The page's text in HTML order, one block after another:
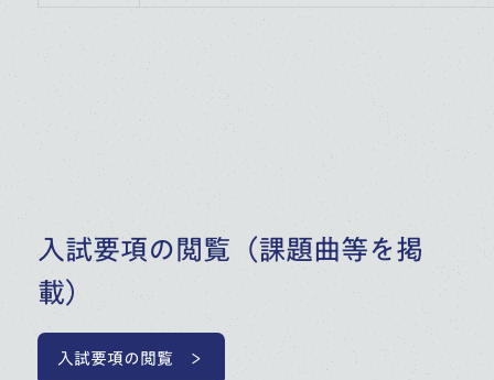
入試要項の閲覧（課題曲等を掲
載）
入試要項の閲覧